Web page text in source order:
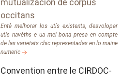
mutualizacion de còrpus
occitans
Entà melhorar los utís existents, desvolopar
utís navèths e ua mei bona presa en compte
de las varietats chic representadas en lo maine
numeric
Convention entre le CIRDOC-